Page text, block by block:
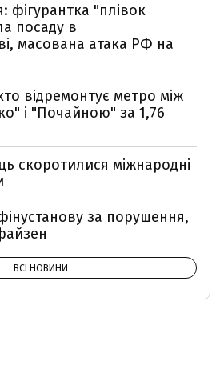
фігурантка "плівок
посаду в
масована атака РФ на
відремонтує метро між
і "Почайною" за 1,76
скоротилися міжнародні
за порушення,
ВСІ НОВИНИ